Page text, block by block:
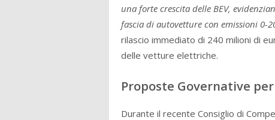
una forte crescita delle BEV,
fascia di autovetture con emissioni 0-
rilascio immediato di 240 milioni di
delle vetture elettriche.
Proposte Governative
Durante il recente Consiglio di